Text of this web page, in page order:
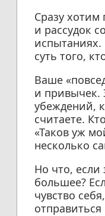
Сразу хотим
и рассудок
суть того,
Ваше
и привычек.
убеждений,
считаете.
«Таков уж
несколько
Но что,
большее?
чувство
отправиться